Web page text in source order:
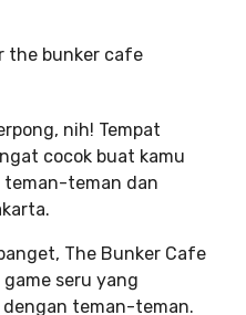
nih! Tempat
cocok buat kamu
teman dan
The Bunker Cafe
seru yang
teman-teman.